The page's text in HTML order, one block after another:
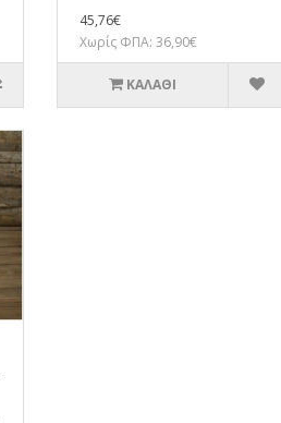
45,76€
Χωρίς ΦΠΑ: 36,90€
ΚΑΛΆΘΙ